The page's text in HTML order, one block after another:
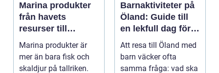
Marina produkter
från havets
resurser till
hållbara
upplevelser
Marina produkter är
mer än bara fisk och
skaldjur på tallriken.
Barnaktiviteter på
Öland: Guide till
en lekfull dag för
hela familjen
Att resa till Öland med
barn väcker ofta
samma fråga: vad ska